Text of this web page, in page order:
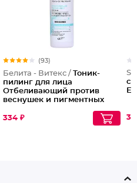
(93)
Белита - Витекс / Тоник-
пилинг для лица
Отбеливающий против
веснушек и пигментных
334 ₽